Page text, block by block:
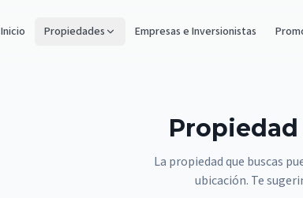
Inicio Propiedades Empresas e Inversionistas
La propiedad que buscas
ubicación. Te